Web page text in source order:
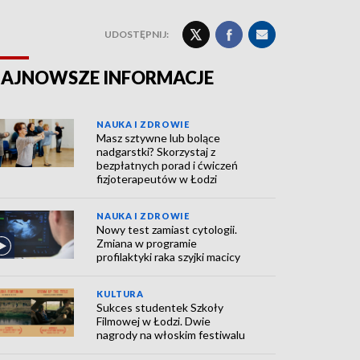
UDOSTĘPNIJ:
INFORMACJE
NAUKA I ZDROWIE
Masz sztywne lub bolące
nadgarstki? Skorzystaj z
bezpłatnych porad i ćwiczeń
fizjoterapeutów w Łodzi
NAUKA I ZDROWIE
Nowy test zamiast cytologii.
Zmiana w programie
profilaktyki raka szyjki macicy
KULTURA
Sukces studentek Szkoły
Filmowej w Łodzi. Dwie
nagrody na włoskim festiwalu